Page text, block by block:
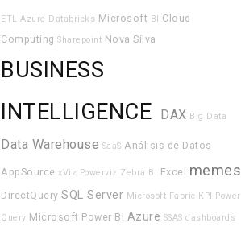
ETL Azure Databricks Microsoft BI Cloud
Computing Sharepoint Nova Silva
BUSINESS
INTELLIGENCE
DAX Big Data
Data Warehouse SaaS Análisis de Datos
AppSource xViz Powerviz Zebra BI Excel memes
DirectQuery SQL Server Microsoft Fabric KPI Power
Query Microsoft Power BI Azure SSAS dashboards